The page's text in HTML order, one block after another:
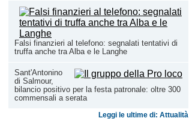
Falsi finanzieri al telefono: segnalati tentativi di
truffa anche tra Alba e le Langhe
Sant'Antonino
di Salmour,
bilancio positivo per la festa patronale: oltre 300
commensali a serata
Leggi le ultime di: Attualità